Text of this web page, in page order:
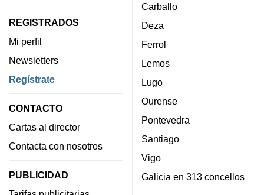
REGISTRADOS
Mi perfil
Newsletters
Regístrate
CONTACTO
Cartas al director
Contacta con nosotros
PUBLICIDAD
Carballo
Deza
Ferrol
Lemos
Lugo
Ourense
Pontevedra
Santiago
Vigo
Galicia en 313 concellos